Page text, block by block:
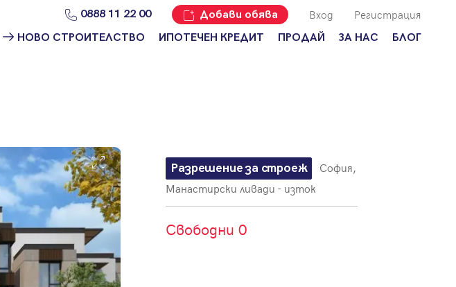
0888 11 22 00 Добави обява Вход Регистрация
НОВО СТРОИТЕЛСТВО
Ново
строителство
Пловдив
Ново
строителство
Бургас
Проекти ново
строителство
ИПОТЕЧЕН КРЕДИТ ПРОДАЙ ЗА НАС
Address Run
БЛОГ
Разрешение за строеж
София,
Манастирски ливади - изток
Свободни 0